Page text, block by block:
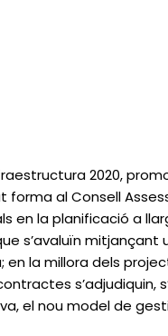
2020,
al Consell
en la planificació a
s’avaluïn mitjançant
la millora dels
s’adjudiquin,
el nou model de